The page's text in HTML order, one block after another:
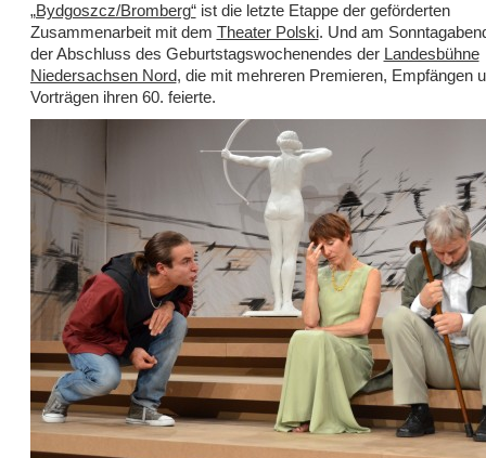
„Bydgoszcz/Bromberg“ist die letzte Etappe der geförderten
Zusammenarbeit mit dem Theater Polski. Und am
der Abschluss des Geburtstagswochenendes der Landesbühne
Niedersachsen Nord, die mit mehreren Premieren, Empfängen
Vorträgen ihren 60. feierte.